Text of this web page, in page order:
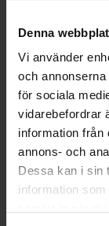
Denna
Vi använder
och
för sociala
vidarebefordrar
information från
annons- och
Dessa kan i sin
information